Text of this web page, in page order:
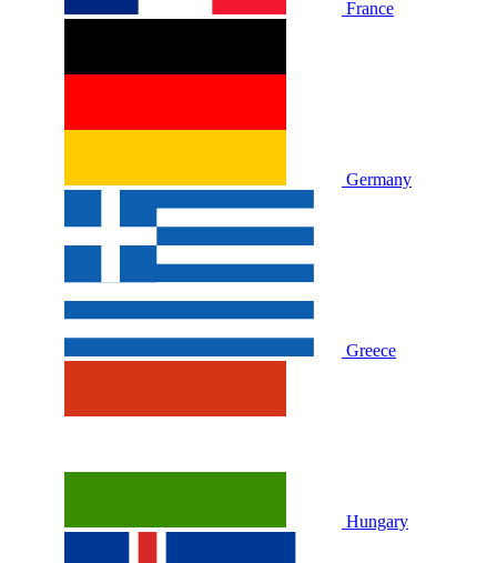
France
Germany
Greece
Hungary